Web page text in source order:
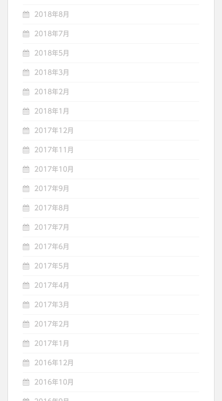
2018年8月
2018年7月
2018年5月
2018年3月
2018年2月
2018年1月
2017年12月
2017年11月
2017年10月
2017年9月
2017年8月
2017年7月
2017年6月
2017年5月
2017年4月
2017年3月
2017年2月
2017年1月
2016年12月
2016年10月